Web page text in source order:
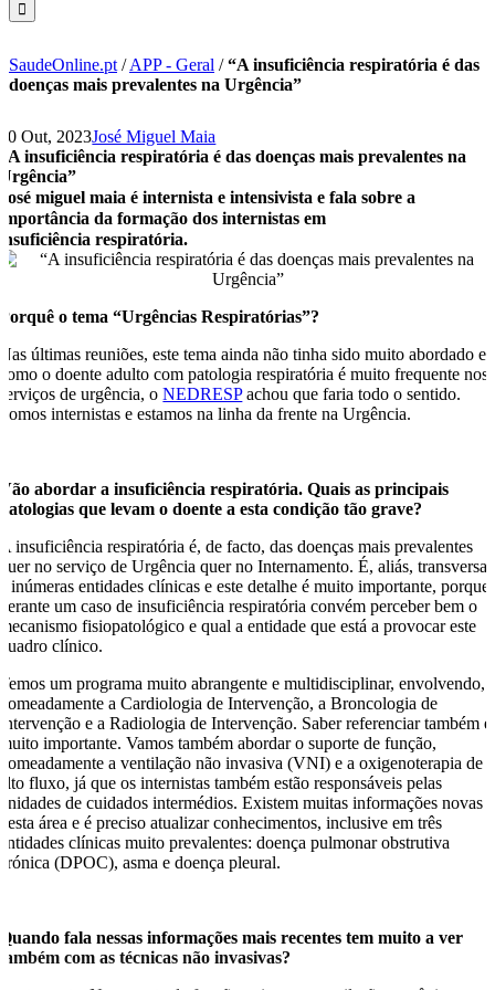
SaudeOnline.pt /APP - Geral /“A insuficiência respiratória é das
doenças mais prevalentes na Urgência”
20 Out, 2023José Miguel Maia
“A insuficiência respiratória é das doenças mais prevalentes na
Urgência”
José miguel maia é internista e intensivista e fala sobre a
importância da formação dos internistas em
insuficiência respiratória.
Porquê o tema “Urgências Respiratórias”?
Nas últimas reuniões, este tema ainda não tinha sido muito abordado e
como o doente adulto com patologia respiratória é muito frequente nos
serviços de urgência, oNEDRESPachou que faria todo o sentido.
Somos internistas e estamos na linha da frente na Urgência.
Vão abordar a insuficiência respiratória. Quais as principais
patologias que levam o doente a esta condição tão grave?
A insuficiência respiratória é, de facto, das doenças mais prevalentes
quer no serviço de Urgência quer no Internamento. É, aliás, transversal
a inúmeras entidades clínicas e este detalhe é muito importante, porque
perante um caso de insuficiência respiratória convém perceber bem o
mecanismo fisiopatológico e qual a entidade que está a provocar este
quadro clínico.
Temos um programa muito abrangente e multidisciplinar, envolvendo,
nomeadamente a Cardiologia de Intervenção, a Broncologia de
Intervenção e a Radiologia de Intervenção. Saber referenciar também é
muito importante. Vamos também abordar o suporte de função,
nomeadamente a ventilação não invasiva (VNI) e a oxigenoterapia de
alto fluxo, já que os internistas também estão responsáveis pelas
unidades de cuidados intermédios. Existem muitas informações novas
nesta área e é preciso atualizar conhecimentos, inclusive em três
entidades clínicas muito prevalentes: doença pulmonar obstrutiva
crónica (DPOC), asma e doença pleural.
Quando fala nessas informações mais recentes tem muito a ver
também com as técnicas não invasivas?